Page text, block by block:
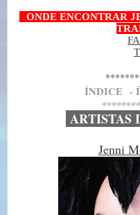
ONDE ENCONTRAR
ÍNDICE - Í
ARTISTAS
Jenni